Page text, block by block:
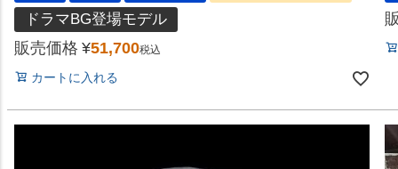
ドラマBG登場モデル
販売価格 ¥51,700税込
カートに入れる